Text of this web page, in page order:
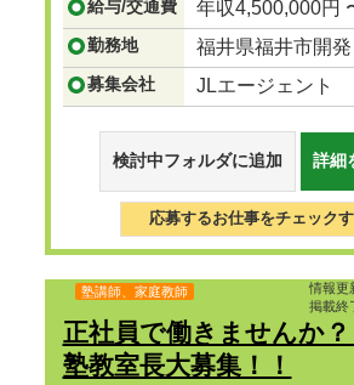
づきを見る
給与/交通費 年収4,500,000円
勤務地 福井県福井市開発
募集会社 JLエージェント
検討中フォルダに追加 詳細
応募するお仕事をチェック
情報
掲載終
塾講師、家庭教師
正社員で働きませんか
塾教室長大募集！！